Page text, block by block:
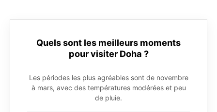
Quels sont les meilleurs moments
pour visiter Doha ?
Les périodes les plus agréables sont de novembre
à mars, avec des températures modérées et peu
de pluie.